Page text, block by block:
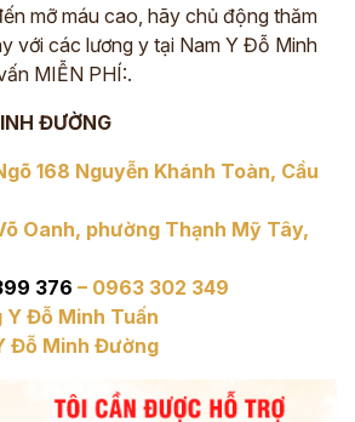
mỡ máu cao, hãy chủ động thăm
với các lương y tại Nam Y Đỗ Minh
MIỄN PHÍ:.
ĐƯỜNG
168 Nguyễn Khánh Toàn, Cầu
Oanh, phường Thạnh Mỹ Tây,
376 – 0963 302 349
Y Đỗ Minh Tuấn
Đỗ Minh Đường